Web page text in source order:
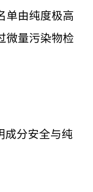
单由纯度极高
微量污染物检
成分安全与纯